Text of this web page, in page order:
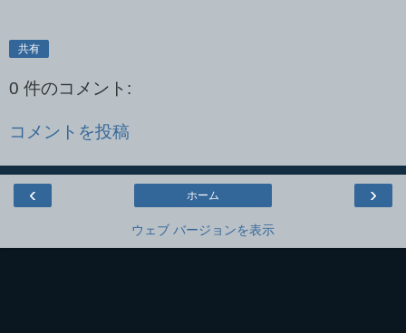
共有
0 件のコメント:
コメントを投稿
‹ ›
ホーム
ウェブ バージョンを表示